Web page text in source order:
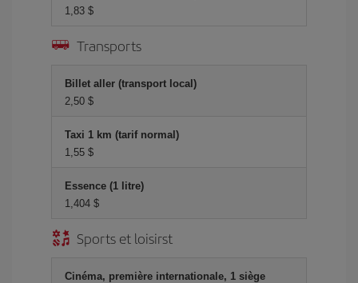
1,83 $
Transports
Billet aller (transport local)
2,50 $
Taxi 1 km (tarif normal)
1,55 $
Essence (1 litre)
1,404 $
Sports et loisirst
Cinéma, première internationale, 1 siège